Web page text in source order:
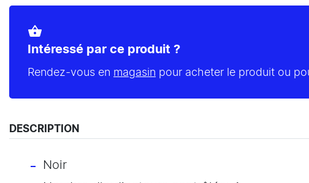
shopping_basket
Intéressé par ce produit ?
Rendez-vous en magasin pour acheter le produit ou
DESCRIPTION
Noir